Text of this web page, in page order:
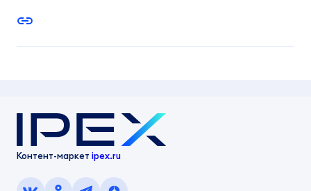
Контент-маркет ipex.ru